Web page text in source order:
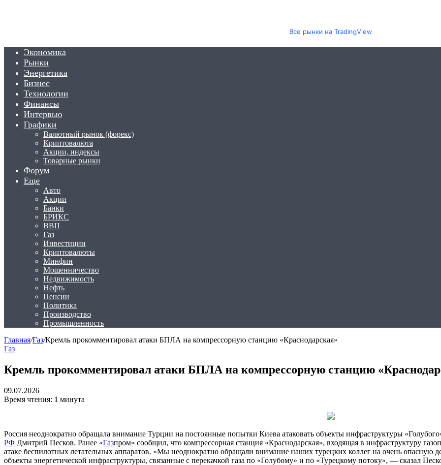
Все рынки на TradingView
Экономика
Рынки
Энергетика
Бизнес
Технологии
Финансы
Интервью
Графики
Валютный рынок (форекс)
Криптовалюта
Акции, индексы
Товарные рынки
Форум
Еще
Авто
Акции
Банки
БРИКС
ВВП
Газ
Инвестиции
Криптовалюты
Минфин
Мошенничество
Недвижимость
Нефть
Пенсии
Политика
Производство
Промышленность
Главная/Газ/Кремль прокомментировал атаки БПЛА на компрессорную станцию «Краснодарская»
Газ
Кремль прокомментировал атаки БПЛА на компрессорную станцию
09.07.2026
Время чтения: 1 минута
Россия неоднократно обращала внимание Турции на постоянные попытки Киева атаковать объекты инфраструктуры
РФ Дмитрий Песков. Ранее «Газпром» сообщил, что компрессорная станция «Краснодарская», входящая в инфраструктуру
атаке беспилотных летательных аппаратов. «Мы неоднократно обращали внимание наших турецких коллег на очень опасную
объекты энергетической инфраструктуры, связанные с перекачкой газа по «Голубому» и по «Турецкому потоку», — сказал